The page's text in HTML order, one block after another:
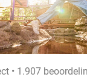
• 1.907